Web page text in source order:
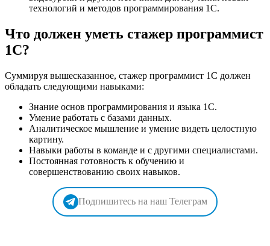
технологий и методов программирования 1С.
Что должен уметь стажер программист
1С?
Суммируя вышесказанное, стажер программист 1С должен
обладать следующими навыками:
Знание основ программирования и языка 1С.
Умение работать с базами данных.
Аналитическое мышление и умение видеть целостную
картину.
Навыки работы в команде и с другими специалистами.
Постоянная готовность к обучению и
совершенствованию своих навыков.
Подпишитесь на наш Телеграм